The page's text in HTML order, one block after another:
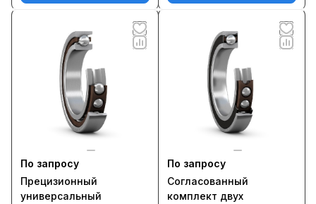
По запросу
Прецизионный
универсальный
По запросу
Согласованный
комплект двух